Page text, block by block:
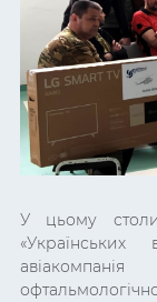
У цьому